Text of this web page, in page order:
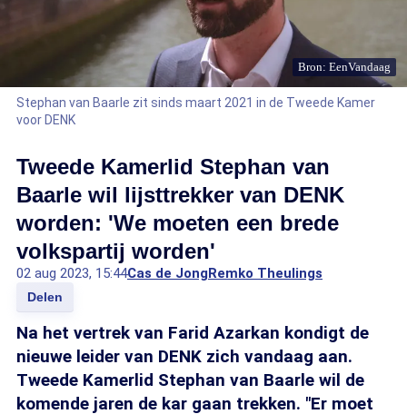
Bron: EenVandaag
Stephan van Baarle zit sinds maart 2021 in de Tweede Kamer
voor DENK
Tweede Kamerlid Stephan van
Baarle wil lijsttrekker van DENK
worden: 'We moeten een brede
volkspartij worden'
02 aug 2023, 15:44Cas de JongRemko Theulings
Delen
Na het vertrek van Farid Azarkan kondigt de
nieuwe leider van DENK zich vandaag aan.
Tweede Kamerlid Stephan van Baarle wil de
komende jaren de kar gaan trekken. "Er moet